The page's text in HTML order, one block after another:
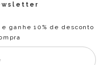
ganhe 10% de desconto